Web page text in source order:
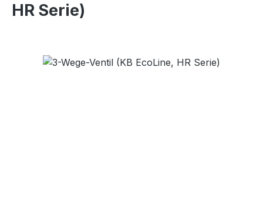
HR Serie)
Bildergalerie überspringen